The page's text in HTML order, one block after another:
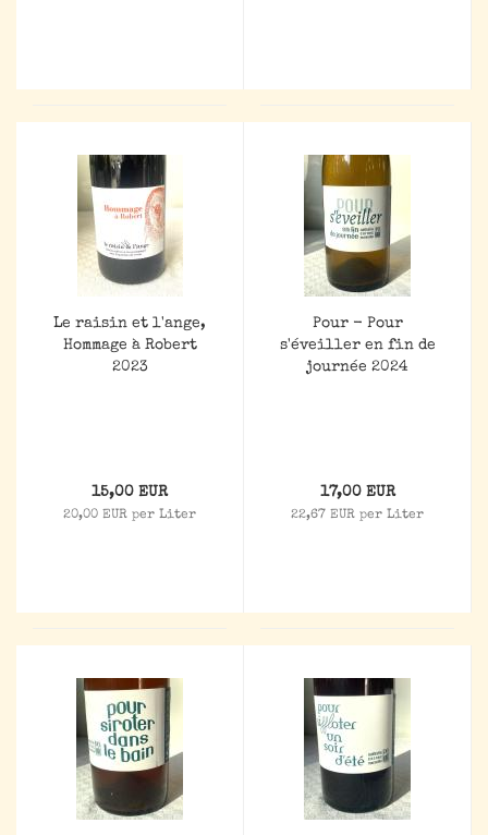
Le raisin et l'ange,
Hommage à Robert
2023
15,00 EUR
20,00 EUR per Liter
Pour - Pour
s'éveiller en fin de
journée 2024
17,00 EUR
22,67 EUR per Liter